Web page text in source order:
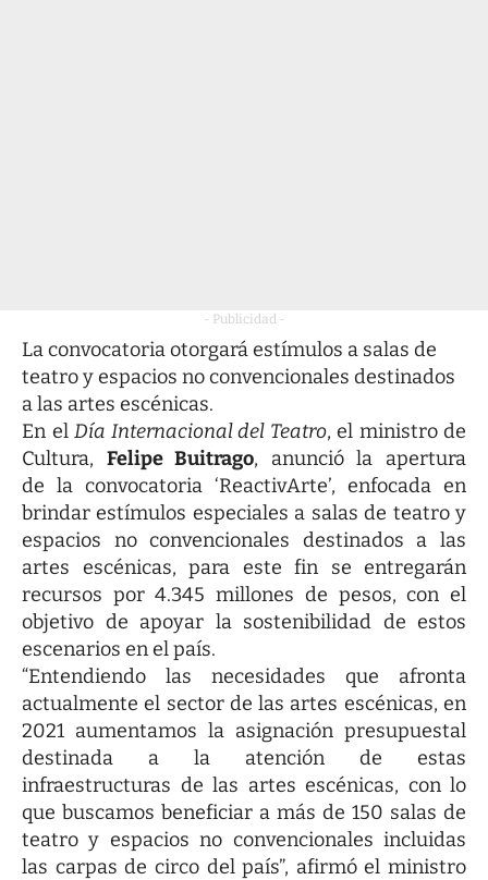
- Publicidad -
La convocatoria otorgará estímulos a salas de
teatro y espacios no convencionales destinados
a las artes escénicas.
En el Día Internacional del Teatro, el ministro de
Cultura, Felipe Buitrago, anunció la apertura
de la convocatoria ‘ReactivArte’, enfocada en
brindar estímulos especiales a salas de teatro y
espacios no convencionales destinados a las
artes escénicas, para este fin se entregarán
recursos por 4.345 millones de pesos, con el
objetivo de apoyar la sostenibilidad de estos
escenarios en el país.
“Entendiendo las necesidades que afronta
actualmente el sector de las artes escénicas, en
2021 aumentamos la asignación presupuestal
destinada a la atención de estas
infraestructuras de las artes escénicas, con lo
que buscamos beneficiar a más de 150 salas de
teatro y espacios no convencionales incluidas
las carpas de circo del país”, afirmó el ministro